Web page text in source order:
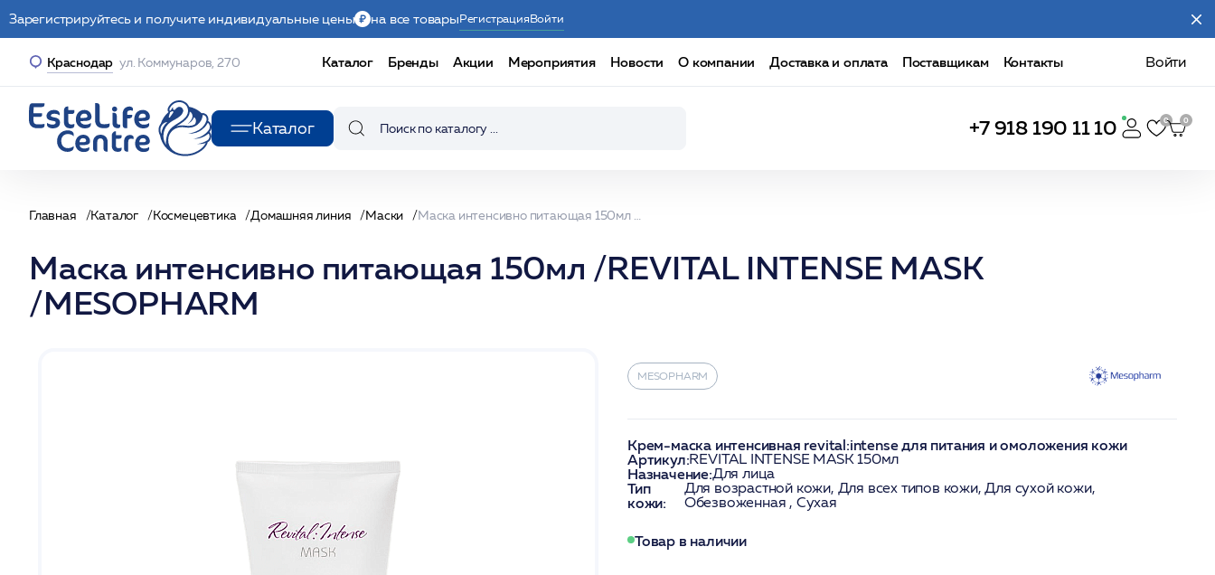
Зарегистрируйтесь и получите индивидуальные цены на все товарыРегистрацияВойти
Краснодар ул. Коммунаров, 270 Каталог Бренды Акции Мероприятия Новости О компании Доставка и оплата Поставщикам Контакты Войти
Каталог +7 918 190 11 10
Главная Каталог Космецевтика Домашняя линия Маски
Маска интенсивно питающая 150мл /REVITAL INTENSE MASK
/MESOPHARM
MESOPHARM
Крем-маска интенсивная revital:intense для питания и омоложения кожи
Артикул:REVITAL INTENSE MASK 150мл
Назначение:Для лица
Тип
кожи:
Для возрастной кожи, Для всех типов кожи, Для сухой кожи,
Обезвоженная , Сухая
Товар в наличии